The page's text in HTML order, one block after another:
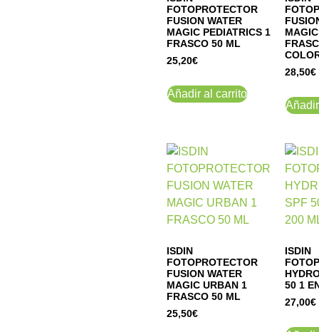
FOTOPROTECTOR
FUSION WATER
MAGIC PEDIATRICS 1
FRASCO 50 ML
25,20€
Añadir al carrito
28,50€
ISDIN
FOTOPROTECTOR
FUSION WATER
MAGIC URBAN 1
FRASCO 50 ML
25,50€
ISDIN
50 1
27,00€